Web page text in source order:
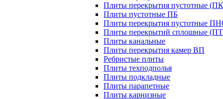
Плиты перекрытия пустотные
Плиты пустотные ПБ
Плиты перекрытия пустотные
Плиты перекрытий сплошные
Плиты канальные
Плиты перекрытия камер ВП
Ребристые плиты
Плиты техподполья
Плиты подкладные
Плиты парапетные
Плиты карнизные